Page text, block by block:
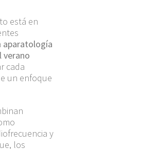
está en
aparatología
verano
cada
un enfoque
y
los